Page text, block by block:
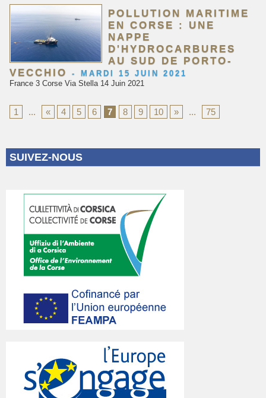
POLLUTION MARITIME
EN CORSE : UNE
NAPPE
D'HYDROCARBURES
AU SUD DE PORTO-
VECCHIO
-
MARDI 15 JUIN 2021
France 3 Corse Via Stella 14 Juin 2021
1 ... « 4 5 6 7 8 9 10 » ... 75
SUIVEZ-NOUS